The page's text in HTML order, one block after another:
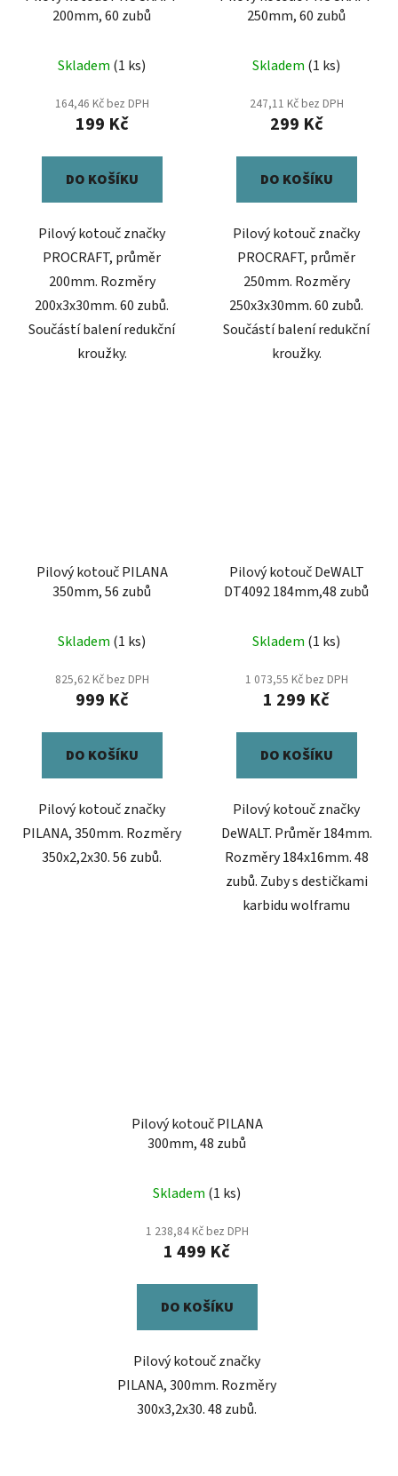
200mm, 60 zubů
Skladem (1 ks)
164,46 Kč bez DPH
199 Kč
DO KOŠÍKU
Pilový kotouč značky
PROCRAFT, průměr
200mm. Rozměry
200x3x30mm. 60 zubů.
Součástí balení redukční
kroužky.
250mm, 60 zubů
Skladem (1 ks)
247,11 Kč bez DPH
299 Kč
DO KOŠÍKU
Pilový kotouč značky
PROCRAFT, průměr
250mm. Rozměry
250x3x30mm. 60 zubů.
Součástí balení redukční
kroužky.
Pilový kotouč PILANA
350mm, 56 zubů
Skladem (1 ks)
825,62 Kč bez DPH
999 Kč
DO KOŠÍKU
Pilový kotouč značky
PILANA, 350mm. Rozměry
350x2,2x30. 56 zubů.
Pilový kotouč DeWALT
DT4092 184mm,48 zubů
Skladem (1 ks)
1 073,55 Kč bez DPH
1 299 Kč
DO KOŠÍKU
Pilový kotouč značky
DeWALT. Průměr 184mm.
Rozměry 184x16mm. 48
zubů. Zuby s destičkami
karbidu wolframu
Pilový kotouč PILANA
300mm, 48 zubů
Skladem (1 ks)
1 238,84 Kč bez DPH
1 499 Kč
DO KOŠÍKU
Pilový kotouč značky
PILANA, 300mm. Rozměry
300x3,2x30. 48 zubů.